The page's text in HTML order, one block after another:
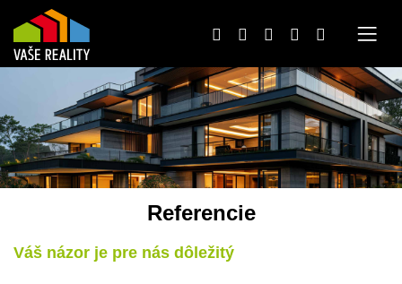
Referencie
Váš názor je pre nás dôležitý